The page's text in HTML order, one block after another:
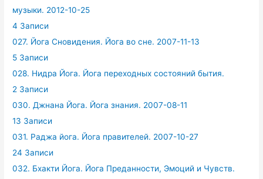
музыки. 2012-10-25
4 Записи
027. Йога Сновидения. Йога во сне. 2007-11-13
5 Записи
028. Нидра Йога. Йога переходных состояний бытия.
2 Записи
030. Джнана Йога. Йога знания. 2007-08-11
13 Записи
031. Раджа йога. Йога правителей. 2007-10-27
24 Записи
032. Бхакти Йога. Йога Преданности, Эмоций и Чувств.